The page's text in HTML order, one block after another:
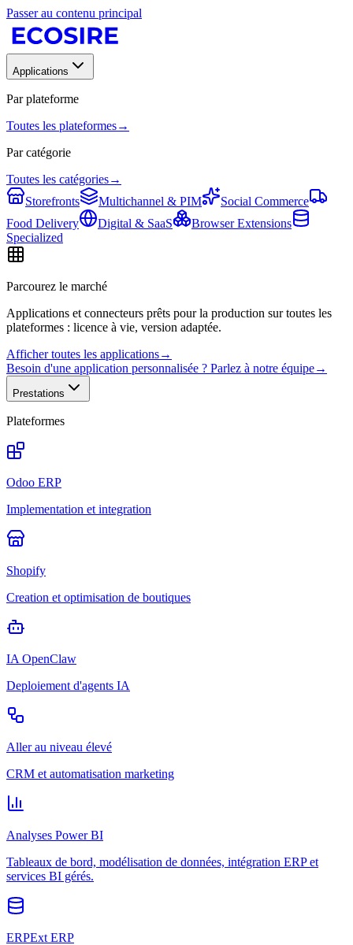
Passer au contenu principal
Applications
Par plateforme
Toutes les plateformes→
Par catégorie
Toutes les catégories→
Storefronts
Multichannel & PIM
Social Commerce
Food Delivery
Digital & SaaS
Browser Extensions
Specialized
Parcourez le marché
Applications et connecteurs prêts pour la production sur toutes les
plateformes : licence à vie, version adaptée.
Afficher toutes les applications→
Besoin d'une application personnalisée ? Parlez à notre équipe→
Prestations
Plateformes
Odoo ERP
Implementation et integration
Shopify
Creation et optimisation de boutiques
IA OpenClaw
Deploiement d'agents IA
Aller au niveau élevé
CRM et automatisation marketing
Analyses Power BI
Tableaux de bord, modélisation de données, intégration ERP et
services BI gérés.
ERPExt ERP